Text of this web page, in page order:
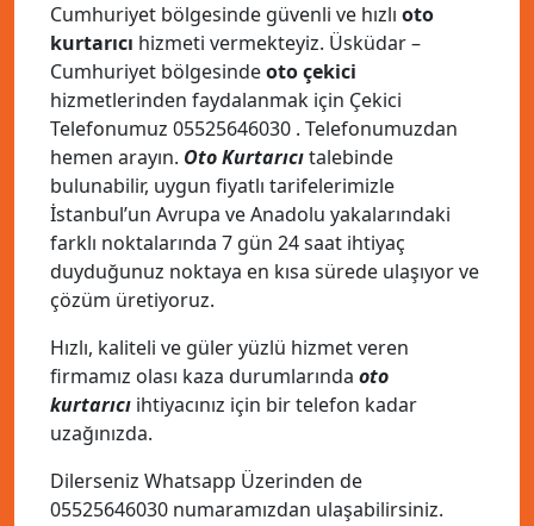
Cumhuriyet bölgesinde güvenli ve hızlı oto
kurtarıcı hizmeti vermekteyiz. Üsküdar –
Cumhuriyet bölgesindeoto çekici
hizmetlerinden faydalanmak için Çekici
Telefonumuz 05525646030 . Telefonumuzdan
hemen arayın. Oto Kurtarıcıtalebinde
bulunabilir, uygun fiyatlı tarifelerimizle
İstanbul’un Avrupa ve Anadolu yakalarındaki
farklı noktalarında 7 gün 24 saat ihtiyaç
duyduğunuz noktaya en kısa sürede ulaşıyor ve
çözüm üretiyoruz.
Hızlı, kaliteli ve güler yüzlü hizmet veren
firmamız olası kaza durumlarında oto
kurtarıcı ihtiyacınız için bir telefon kadar
uzağınızda.
Dilerseniz Whatsapp Üzerinden de
05525646030 numaramızdan ulaşabilirsiniz.